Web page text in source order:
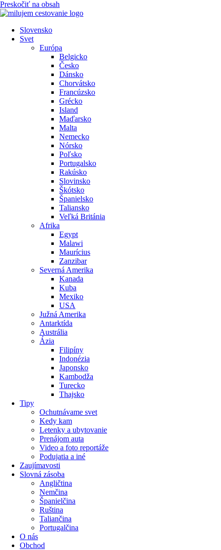
Preskočiť na obsah
Slovensko
Svet
Európa
Belgicko
Česko
Dánsko
Chorvátsko
Francúzsko
Grécko
Island
Maďarsko
Malta
Nemecko
Nórsko
Poľsko
Portugalsko
Rakúsko
Slovinsko
Škótsko
Španielsko
Taliansko
Veľká Británia
Afrika
Egypt
Malawi
Maurícius
Zanzibar
Severná Amerika
Kanada
Kuba
Mexiko
USA
Južná Amerika
Antarktída
Austrália
Ázia
Filipíny
Indonézia
Japonsko
Kambodža
Turecko
Thajsko
Tipy
Ochutnávame svet
Kedy kam
Letenky a ubytovanie
Prenájom auta
Video a foto reportáže
Podujatia a iné
Zaujímavosti
Slovná zásoba
Angličtina
Nemčina
Španielčina
Ruština
Taliančina
Portugalčina
O nás
Obchod